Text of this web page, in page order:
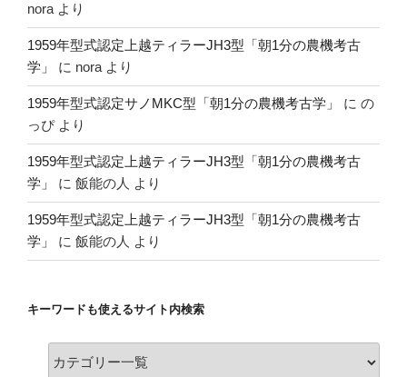
nora より
1959年型式認定上越ティラーJH3型「朝1分の農機考古
学」
に nora より
1959年型式認定サノMKC型「朝1分の農機考古学」 に の
っぴより
1959年型式認定上越ティラーJH3型「朝1分の農機考古
学」
に 飯能の人 より
1959年型式認定上越ティラーJH3型「朝1分の農機考古
学」
に 飯能の人 より
キーワードも使えるサイト内検索